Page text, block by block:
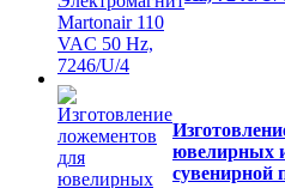
ювелирных
сувенирной